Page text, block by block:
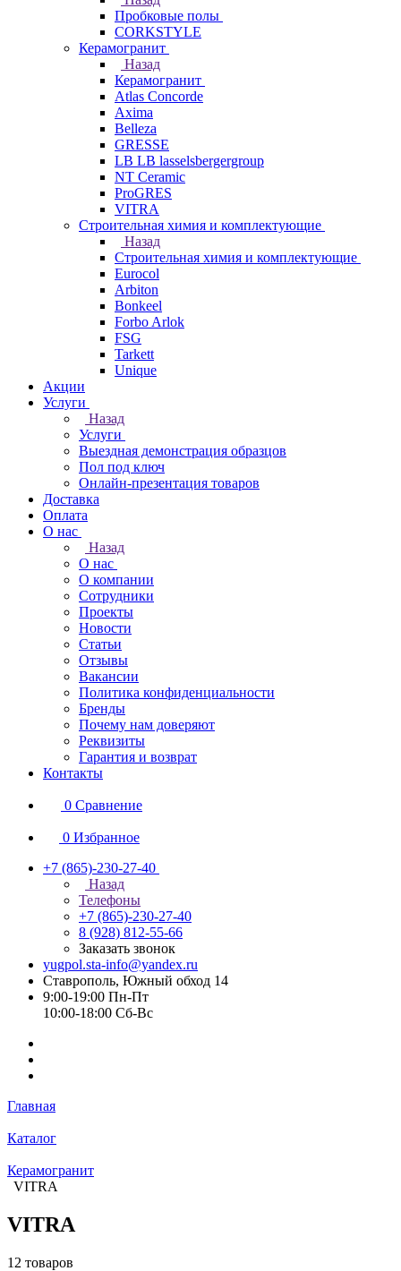
Пробковые полы
CORKSTYLE
Керамогранит
Назад
Керамогранит
Atlas Concorde
Axima
Belleza
GRESSE
LB LB lasselsbergergroup
NT Ceramic
ProGRES
VITRA
Строительная химия и комплектующие
Назад
Строительная химия и комплектующие
Eurocol
Arbiton
Bonkeel
Forbo Arlok
FSG
Tarkett
Unique
Акции
Услуги
Назад
Услуги
Выездная демонстрация образцов
Пол под ключ
Онлайн-презентация товаров
Доставка
Оплата
О нас
Назад
О нас
О компании
Сотрудники
Проекты
Новости
Статьи
Отзывы
Вакансии
Политика конфиденциальности
Бренды
Почему нам доверяют
Реквизиты
Гарантия и возврат
Контакты
0 Сравнение
0 Избранное
+7 (865)-230-27-40
Назад
Телефоны
+7 (865)-230-27-40
8 (928) 812-55-66
Заказать звонок
yugpol.sta-info@yandex.ru
Ставрополь, Южный обход 14
9:00-19:00 Пн-Пт
10:00-18:00 Cб-Вс
Главная
Каталог
Керамогранит
VITRA
VITRA
12 товаров